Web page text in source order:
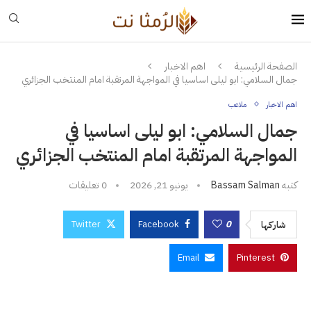
الصفحة الرئيسية
اهم الاخبار
جمال السلامي: ابو ليلى اساسيا في المواجهة المرتقبة امام المنتخب الجزائري
اهم الاخبار ملاعب
جمال السلامي: ابو ليلى اساسيا في
المواجهة المرتقبة امام المنتخب الجزائري
كتبهBassam Salman يونيو 21, 2026 0 تعليقات
شاركها 0
Facebook
Twitter
Pinterest
Email